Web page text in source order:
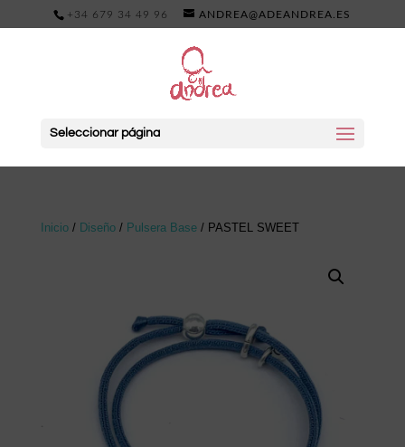
+34 679 34 49 96 ANDREA@ADEANDREA.ES
Seleccionar página
Inicio/ Diseño/ Pulsera Base/ PASTEL SWEET